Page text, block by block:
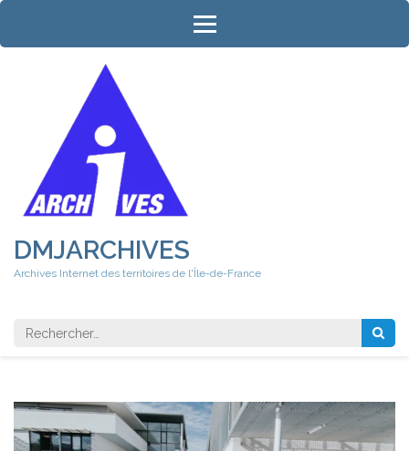
Aller
contenu
DMJARCHIVES
Archives Internet des territoires de l'Île-de-France
Rechercher